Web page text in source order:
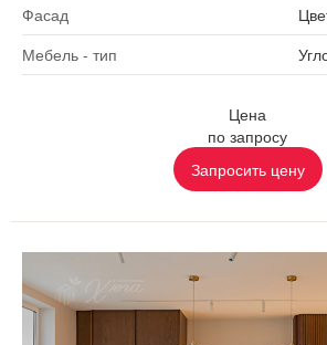
Фасад
Мебель - тип
Цена
по запросу
Запросить цену